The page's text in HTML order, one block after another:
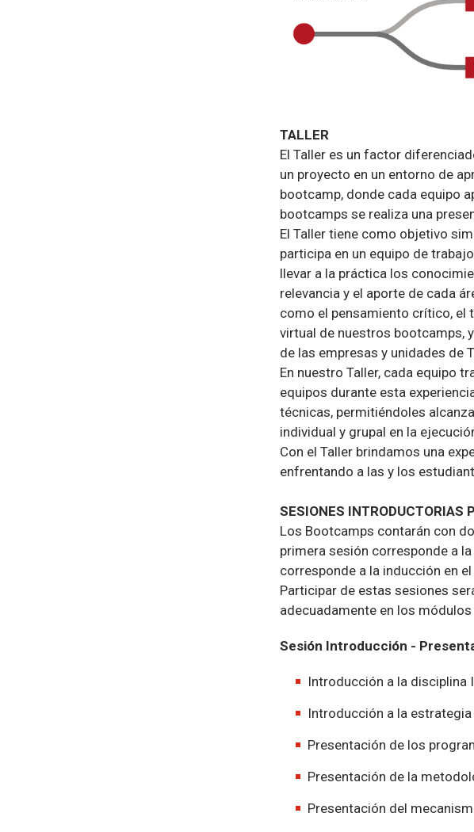
TALLER
El Taller es un factor
un proyecto en un entorno de
bootcamp, donde cada equipo
bootcamps se realiza una
El Taller tiene como objetivo
participa en un equipo de
llevar a la práctica los
relevancia y el aporte de cada
como el pensamiento crítico, el
virtual de nuestros bootcamps,
de las empresas y unidades de
En nuestro Taller, cada equipo
equipos durante esta
técnicas, permitiéndoles
individual y grupal en la
Con el Taller brindamos una
enfrentando a las y los
SESIONES INTRODUCTORIAS
Los Bootcamps contarán con
primera sesión corresponde a
corresponde a la inducción en
Participar de estas sesiones
adecuadamente en los
Sesión Introducción -
Introducción a la disciplina
Introducción a la
Presentación de los
Presentación de la
Presentación del